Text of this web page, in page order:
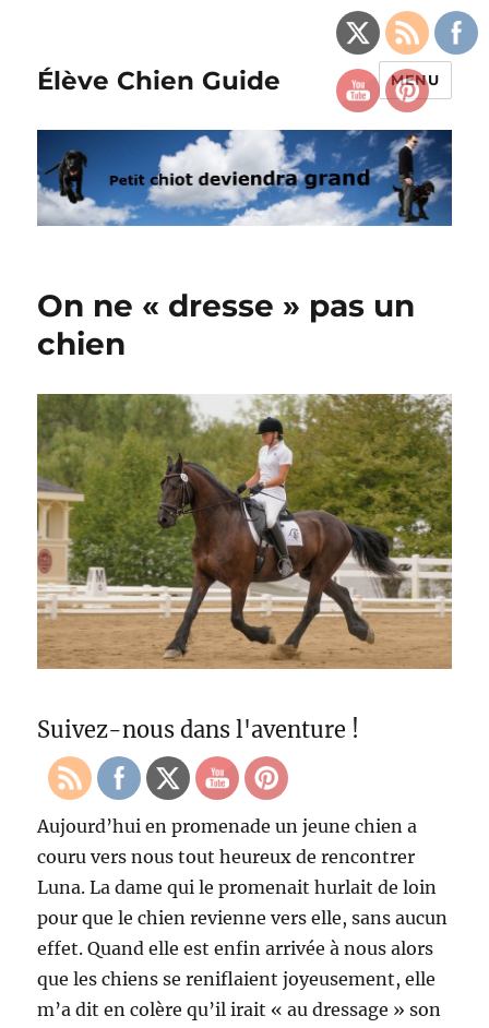
Élève Chien Guide MENU
On ne « dresse » pas un
chien
Suivez-nous dans l'aventure !
Aujourd’hui en promenade un jeune chien a
couru vers nous tout heureux de rencontrer
Luna. La dame qui le promenait hurlait de loin
pour que le chien revienne vers elle, sans aucun
effet. Quand elle est enfin arrivée à nous alors
que les chiens se reniflaient joyeusement, elle
m’a dit en colère qu’il irait « au dressage » son